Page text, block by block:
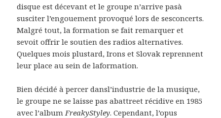
disque est décevant et le groupe n’arrive pasà
susciter l’engouement provoqué lors de sesconcerts.
Malgré tout, la formation se fait remarquer et
sevoit offrir le soutien des radios alternatives.
Quelques mois plustard, Irons et Slovak reprennent
leur place au sein de laformation.
Bien décidé à percer dansl’industrie de la musique,
le groupe ne se laisse pas abattreet récidive en 1985
avec l’album FreakyStyley. Cependant, l’opus